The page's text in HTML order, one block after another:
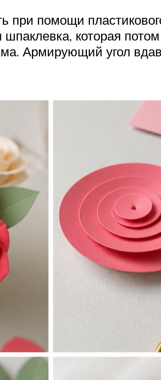
помощи
которая
Армирующий угол